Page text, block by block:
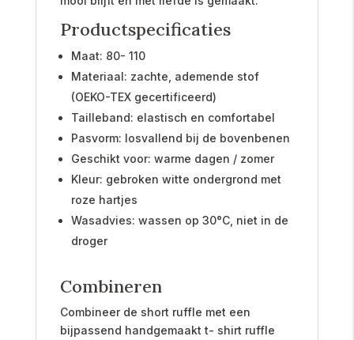
Productspecificaties
Maat: 80- 110
Materiaal: zachte, ademende stof
(OEKO-TEX gecertificeerd)
Tailleband: elastisch en comfortabel
Pasvorm: losvallend bij de bovenbenen
Geschikt voor: warme dagen / zomer
Kleur: gebroken witte ondergrond met
roze hartjes
Wasadvies: wassen op 30°C, niet in de
droger
Combineren
Combineer de short ruffle met een
bijpassend handgemaakt t- shirt ruffle